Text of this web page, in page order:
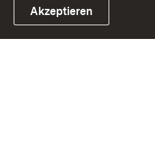
Link zum Landesportal
Akzeptieren